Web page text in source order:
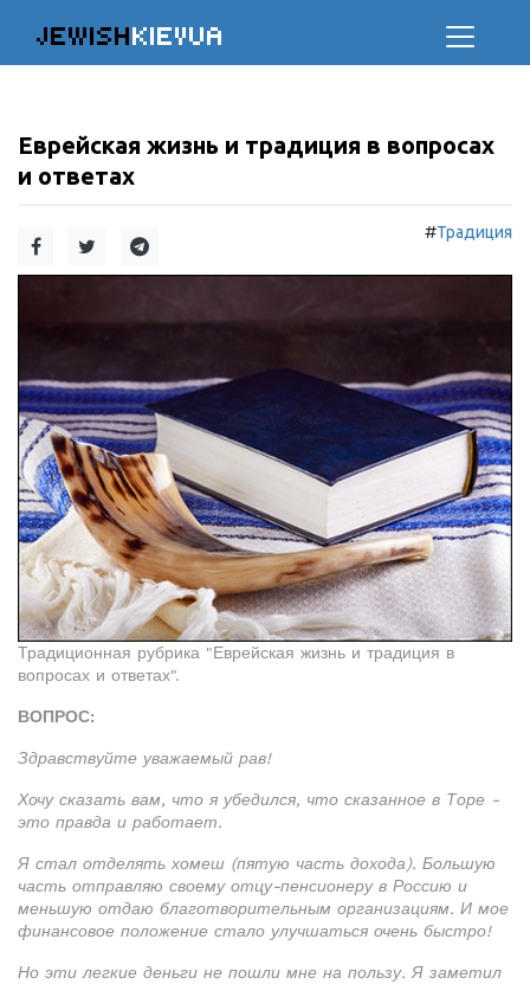
JEWISHKIEVUA
Еврейская жизнь и традиция в вопросах
и ответах
#Традиция
Традиционная рубрика "Еврейская жизнь и традиция в
вопросах и ответах".
ВОПРОС:
Здравствуйте уважаемый рав!
Хочу сказать вам, что я убедился, что сказанное в Торе -
это правда и работает.
Я стал отделять хомеш (пятую часть дохода). Большую
часть отправляю своему отцу-пенсионеру в Россию и
меньшую отдаю благотворительным организациям. И мое
финансовое положение стало улучшаться очень быстро!
Но эти легкие деньги не пошли мне на пользу. Я заметил